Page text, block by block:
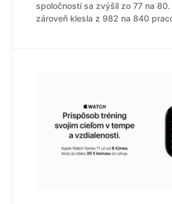
spoločností sa zvýšil zo 77 na
zároveň klesla z 982 na 840